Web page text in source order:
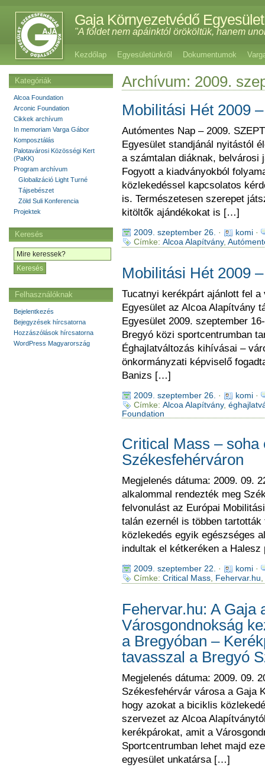
Gaja Környezetvédő Egyesület
"A földet nem apáinktól örököltük, hanem
Kezdőlap Egyesületünkről Dokumentumok
Archívum: 2009.
Mobilitási Hét 2009
Autómentes Nap – 2009.
Egyesület standjánál nyitástól
a számtalan diáknak, belvárosi
Fogyott a kiadványokból
közlekedéssel kapcsolatos
is. Természetesen szerepet
kitöltők ajándékokat is […]
2009. szeptember 26. · komi·
Címke: Alcoa Alapítvány,
Mobilitási Hét 2009
Tucatnyi kerékpárt ajánlott fel
Egyesület az Alcoa Alapítvány
Egyesület 2009. szeptember
Bregyó közi sportcentrumban
Éghajlatváltozás kihívásai –
önkormányzati képviselő
Banizs […]
2009. szeptember 26. · komi·
Címke: Alcoa Alapítvány,
Foundation
Critical Mass –
Székesfehérváron
Megjelenés dátuma: 2009. 09.
alkalommal rendezték meg
felvonulást az Európai
talán ezernél is többen
közlekedés egyik egészséges
indultak el kétkeréken a
2009. szeptember 22. · komi·
Címke: Critical Mass, Fehervar.hu
Fehervar.hu: A Gaja
Városgondnokság
a Bregyóban –
tavasszal a Bregyó
Megjelenés dátuma: 2009. 09.
Székesfehérvár városa a Gaja
hogy azokat a biciklis
szervezet az Alcoa
kerékpárokat, amit a
Sportcentrumban lehet majd
egyesület unkatársa […]
Kategóriák
Alcoa Foundation
Arconic Foundation
Cikkek archívum
In memoriam Varga Gábor
Komposztálás
Palotavárosi Közösségi Kert
(PaKK)
Program archívum
Globalizáció Light Turné
Tájsebészet
Zöld Suli Konferencia
Projektek
Keresés
Felhasználóknak
Bejelentkezés
Bejegyzések hírcsatorna
Hozzászólások hírcsatorna
WordPress Magyarország